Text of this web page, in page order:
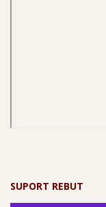
SUPORT REBUT